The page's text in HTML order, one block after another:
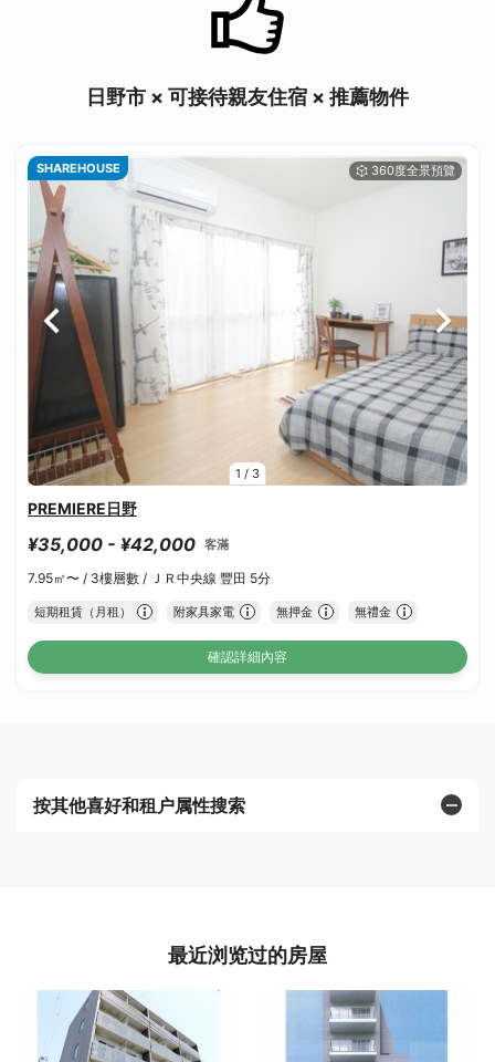
日野市 × 可接待親友住宿 × 推薦物件
1 / 3
SHAREHOUSE
PREMIERE日野
¥35,000 - ¥42,000 客滿
7.95㎡〜 / 3樓層數 / ＪＲ中央線 豐田 5分
短期租賃（月租） 附家具家電 無押金 無禮金
確認詳細內容
按其他喜好和租户属性搜索
最近浏览过的房屋